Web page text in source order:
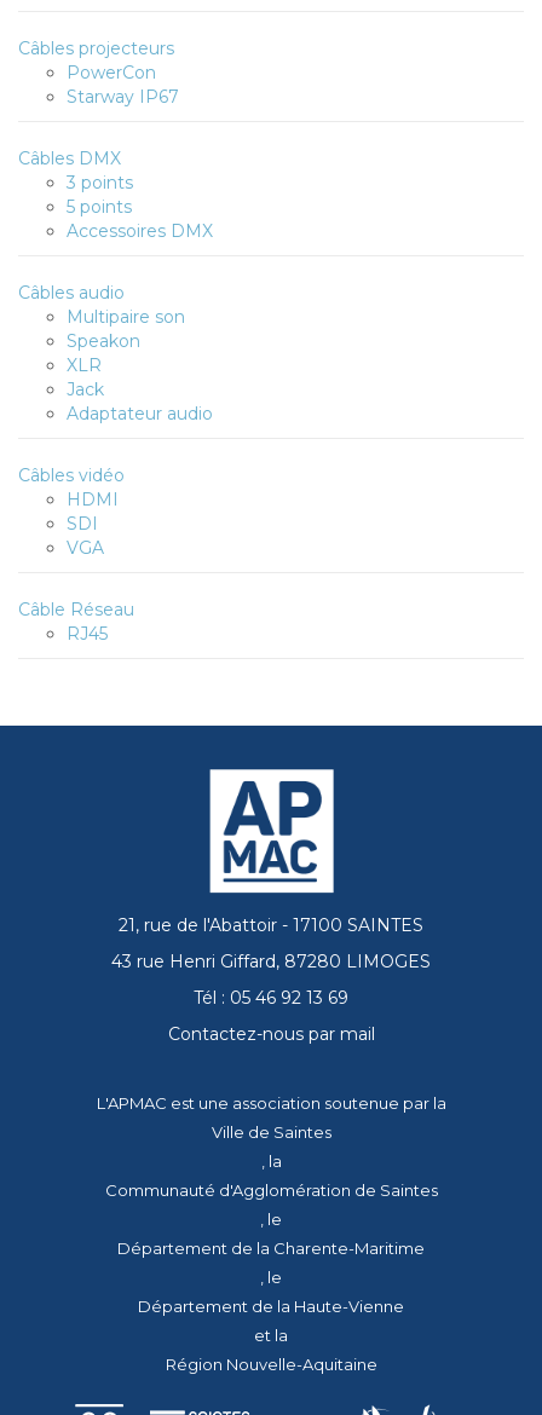
Câbles projecteurs
PowerCon
Starway IP67
Câbles DMX
3 points
5 points
Accessoires DMX
Câbles audio
Multipaire son
Speakon
XLR
Jack
Adaptateur audio
Câbles vidéo
HDMI
SDI
VGA
Câble Réseau
RJ45
21, rue de l'Abattoir - 17100 SAINTES
43 rue Henri Giffard, 87280 LIMOGES
Tél : 05 46 92 13 69
Contactez-nous par mail
L'APMAC est une association soutenue par la
Ville de Saintes
, la
Communauté d'Agglomération de Saintes
, le
Département de la Charente-Maritime
, le
Département de la Haute-Vienne
et la
Région Nouvelle-Aquitaine